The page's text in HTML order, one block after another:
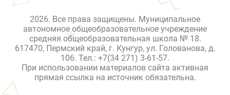
2026. Все права защищены. Муниципальное
автономное общеобразовательное учреждение
средняя общеобразовательная школа № 18.
617470, Пермский край, г. Кунгур, ул. Голованова, д.
106. Тел.: +7(34 271) 3-61-57.
При использовании материалов сайта активная
прямая ссылка на источник обязательна.